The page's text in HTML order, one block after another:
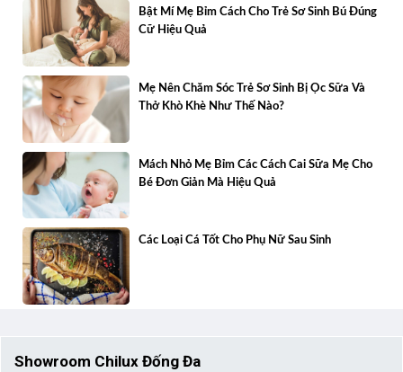
Bật Mí Mẹ Bỉm Cách Cho Trẻ Sơ Sinh Bú Đúng
Cữ Hiệu Quả
Mẹ Nên Chăm Sóc Trẻ Sơ Sinh Bị Ọc Sữa Và
Thở Khò Khè Như Thế Nào?
Mách Nhỏ Mẹ Bỉm Các Cách Cai Sữa Mẹ Cho
Bé Đơn Giản Mà Hiệu Quả
Các Loại Cá Tốt Cho Phụ Nữ Sau Sinh
Showroom Chilux Đống Đa